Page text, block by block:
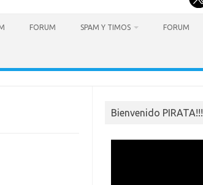
FORUM SPAM Y TIMOS FORUM
Bienvenido PIRATA!!!